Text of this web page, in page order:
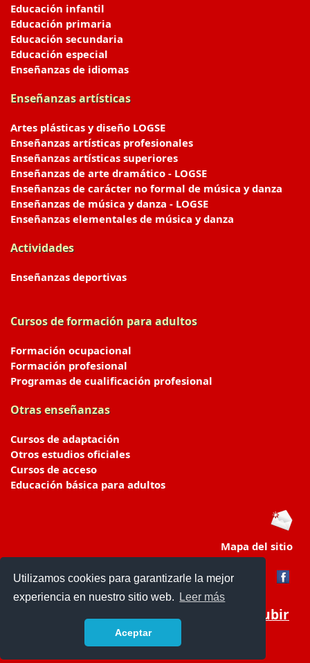
Utilizamos cookies para garantizarle la mejor
experiencia en nuestro sitio web.
Leer más
Aceptar
Educación infantil
Educación primaria
Educación secundaria
Educación especial
Enseñanzas de idiomas
Enseñanzas artísticas
Artes plásticas y diseño LOGSE
Enseñanzas artísticas profesionales
Enseñanzas artísticas superiores
Enseñanzas de arte dramático - LOGSE
Enseñanzas de carácter no formal de música y danza
Enseñanzas de música y danza - LOGSE
Enseñanzas elementales de música y danza
Actividades
Enseñanzas deportivas
Cursos de formación para adultos
Formación ocupacional
Formación profesional
Programas de cualificación profesional
Otras enseñanzas
Cursos de adaptación
Otros estudios oficiales
Cursos de acceso
Educación básica para adultos
Mapa del sitio
Subir